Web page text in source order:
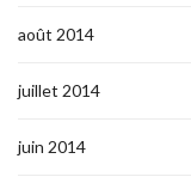
août 2014
juillet 2014
juin 2014